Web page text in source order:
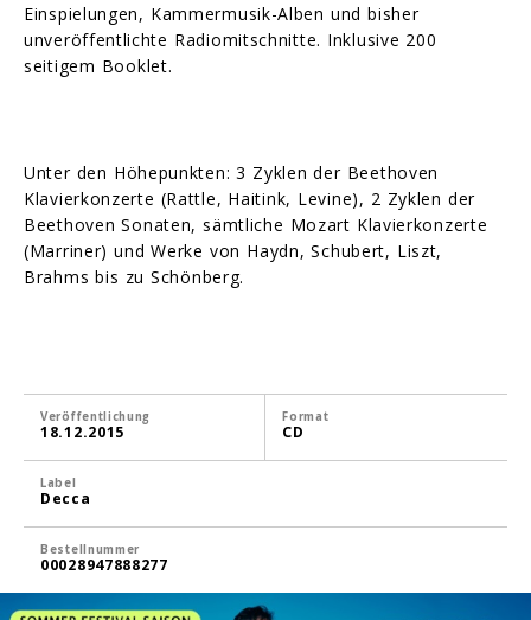
Einspielungen, Kammermusik-Alben und bisher
unveröffentlichte Radiomitschnitte. Inklusive 200
seitigem Booklet.
Unter den Höhepunkten: 3 Zyklen der Beethoven
Klavierkonzerte (Rattle, Haitink, Levine), 2 Zyklen der
Beethoven Sonaten, sämtliche Mozart Klavierkonzerte
(Marriner) und Werke von Haydn, Schubert, Liszt,
Brahms bis zu Schönberg.
Veröffentlichung
18.12.2015
Format
CD
Label
Decca
Bestellnummer
00028947888277